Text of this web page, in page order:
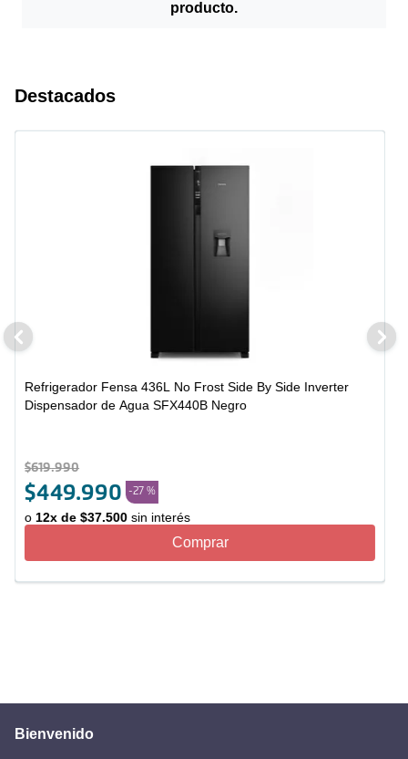
producto.
Destacados
Refrigerador Fensa 436L No Frost Side By Side Inverter
Dispensador de Agua SFX440B Negro
$619.990
$449.990 -27 %
o 12x de $37.500 sin interés
Comprar
Bienvenido